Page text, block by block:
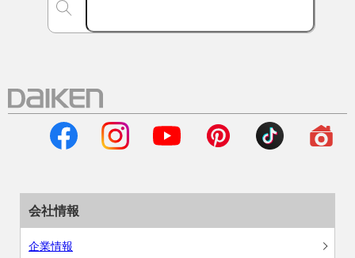
会社情報
企業情報